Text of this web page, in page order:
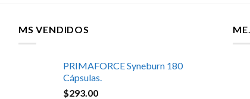
MS VENDIDOS
PRIMAFORCE Syneburn 180
Cápsulas.
$293.00